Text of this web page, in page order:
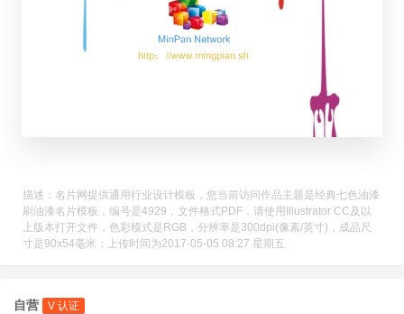
描述：名片网提供通用行业设计模板，您当前访问作品主题是经典七色油漆
刷油漆名片模板，编号是4929，文件格式PDF，请使用Illustrator CC及以
上版本打开文件，色彩模式是RGB，分辨率是300dpi(像素/英寸)，成品尺
寸是90x54毫米；上传时间为2017-05-05 08:27 星期五
自营 V 认证